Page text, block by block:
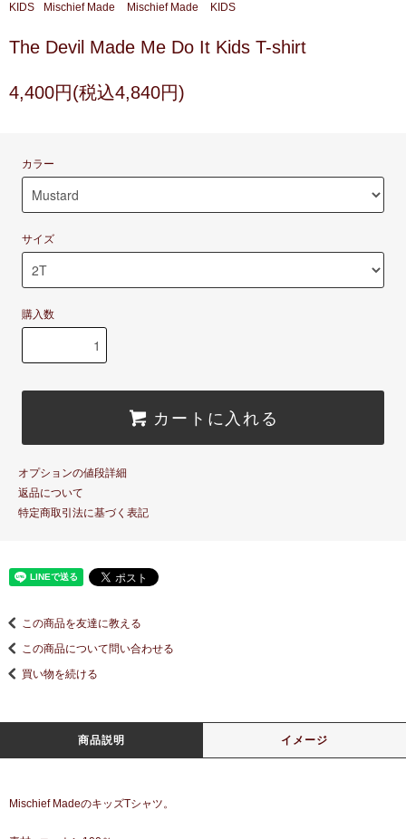
KIDS Mischief Made Mischief Made KIDS
The Devil Made Me Do It Kids T-shirt
4,400円(税込4,840円)
カラー
サイズ
購入数
カートに入れる
オプションの値段詳細
返品について
特定商取引法に基づく表記
この商品を友達に教える
この商品について問い合わせる
買い物を続ける
商品説明 イメージ
Mischief MadeのキッズTシャツ。